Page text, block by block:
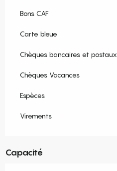
Bons CAF
Carte bleue
Chèques bancaires et postaux
Chèques Vacances
Espèces
Virements
Capacité